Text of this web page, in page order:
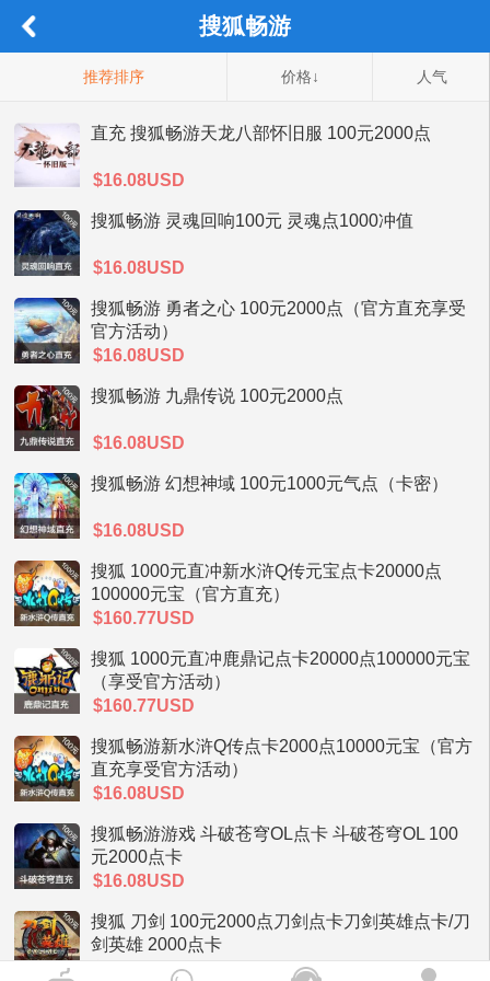
搜狐畅游
推荐排序 价格↓ 人气
直充 搜狐畅游天龙八部怀旧服 100元2000点
$16.08USD
搜狐畅游 灵魂回响100元 灵魂点1000冲值
$16.08USD
搜狐畅游 勇者之心 100元2000点（官方直充享受
官方活动）
$16.08USD
搜狐畅游 九鼎传说 100元2000点
$16.08USD
搜狐畅游 幻想神域 100元1000元气点（卡密）
$16.08USD
搜狐 1000元直冲新水浒Q传元宝点卡20000点
100000元宝（官方直充）
$160.77USD
搜狐 1000元直冲鹿鼎记点卡20000点100000元宝
（享受官方活动）
$160.77USD
搜狐畅游新水浒Q传点卡2000点10000元宝（官方
直充享受官方活动）
$16.08USD
搜狐畅游游戏 斗破苍穹OL点卡 斗破苍穹OL 100
元2000点卡
$16.08USD
搜狐 刀剑 100元2000点刀剑点卡刀剑英雄点卡/刀
剑英雄 2000点卡
$16.08USD